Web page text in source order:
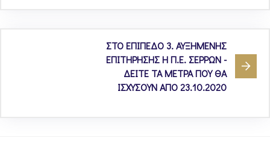
ΣΤΟ ΕΠΙΠΕΔΟ 3. ΑΥΞΗΜΕΝΗΣ
ΕΠΙΤΗΡΗΣΗΣ Η Π.Ε. ΣΕΡΡΩΝ -
ΔΕΙΤΕ ΤΑ ΜΕΤΡΑ ΠΟΥ ΘΑ
ΙΣΧΥΣΟΥΝ ΑΠΟ 23.10.2020